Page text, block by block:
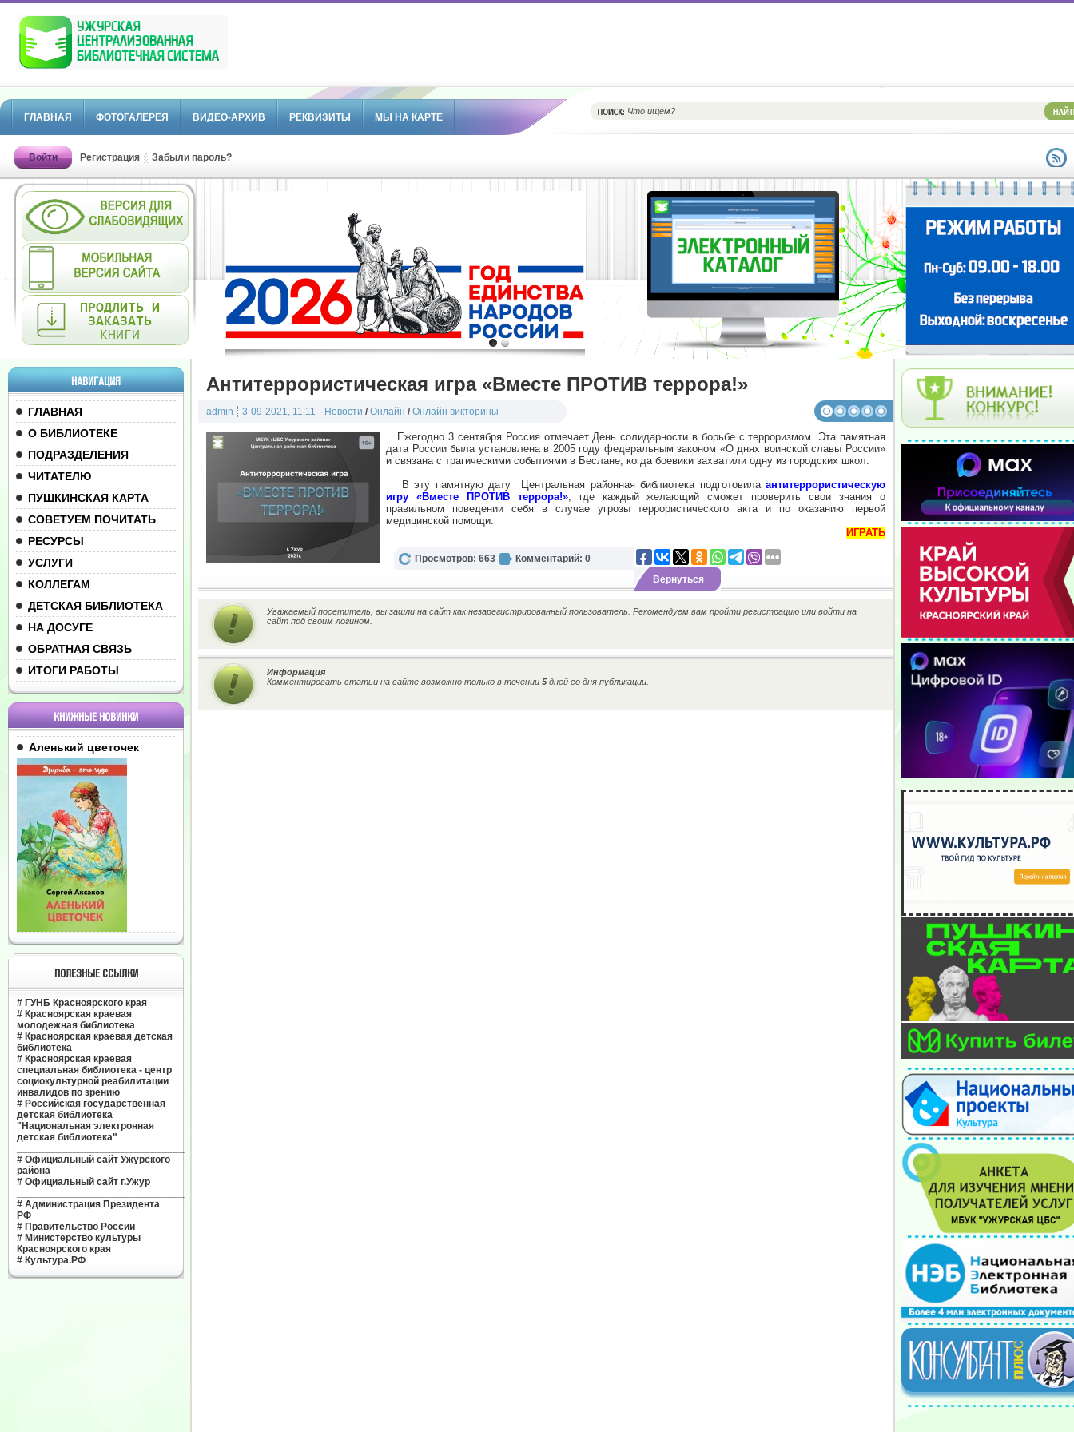
ГЛАВНАЯ ФОТОГАЛЕРЕЯ ВИДЕО-АРХИВ РЕКВИЗИТЫ МЫ НА КАРТЕ
Войти Регистрация Забыли пароль?
НАВИГАЦИЯ
ГЛАВНАЯ
О БИБЛИОТЕКЕ
ПОДРАЗДЕЛЕНИЯ
ЧИТАТЕЛЮ
ПУШКИНСКАЯ КАРТА
СОВЕТУЕМ ПОЧИТАТЬ
РЕСУРСЫ
УСЛУГИ
КОЛЛЕГАМ
ДЕТСКАЯ БИБЛИОТЕКА
НА ДОСУГЕ
ОБРАТНАЯ СВЯЗЬ
ИТОГИ РАБОТЫ
КНИЖНЫЕ НОВИНКИ
Аленький цветочек
ПОЛЕЗНЫЕ ССЫЛКИ
# ГУНБ Красноярского края
# Красноярская краевая
молодежная библиотека
# Красноярская краевая детская
библиотека
# Красноярская краевая
специальная библиотека - центр
социокультурной реабилитации
инвалидов по зрению
# Российская государственная
детская библиотека
"Национальная электронная
детская библиотека"
# Официальный сайт Ужурского
района
# Официальный сайт г.Ужур
# Администрация Президента
РФ
# Правительство России
# Министерство культуры
Красноярского края
# Культура.РФ
Антитеррористическая игра «Вместе ПРОТИВ террора!»
admin 3-09-2021, 11:11 Новости / Онлайн / Онлайн викторины
Ежегодно 3 сентября Россия отмечает День солидарности в борьбе с терроризмом. Эта памятная
дата России была установлена в 2005 году федеральным законом «О днях воинской славы России»
и связана с трагическими событиями в Беслане, когда боевики захватили одну из городских школ.
В эту памятную дату Центральная районная библиотека подготовила антитеррористическую
игру «Вместе ПРОТИВ террора!», где каждый желающий сможет проверить свои знания о
правильном поведении себя в случае угрозы террористического акта и по оказанию первой
медицинской помощи.
ИГРАТЬ
Просмотров: 663
Комментарий: 0
Вернуться
Уважаемый посетитель, вы зашли на сайт как незарегистрированный пользователь. Рекомендуем вам пройти регистрацию или войти на
сайт под своим логином.
Информация
Комментировать статьи на сайте возможно только в течении 5дней со дня публикации.